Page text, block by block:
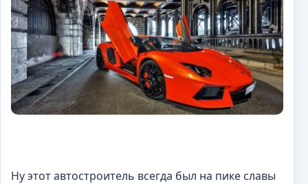
Ну этот автостроитель всегда был на пике славы